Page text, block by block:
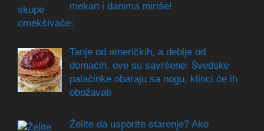
mekan i danima miriše!
Tanje od američkih, a deblje od
domaćih, ove su savršene: Švedske
palačinke obaraju sa nogu, klinci će ih
obožavati
Želite da usporite starenje? Ako